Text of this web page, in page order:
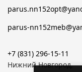
parus-
+7 (831) 296-15-11
Нижний Новгород,